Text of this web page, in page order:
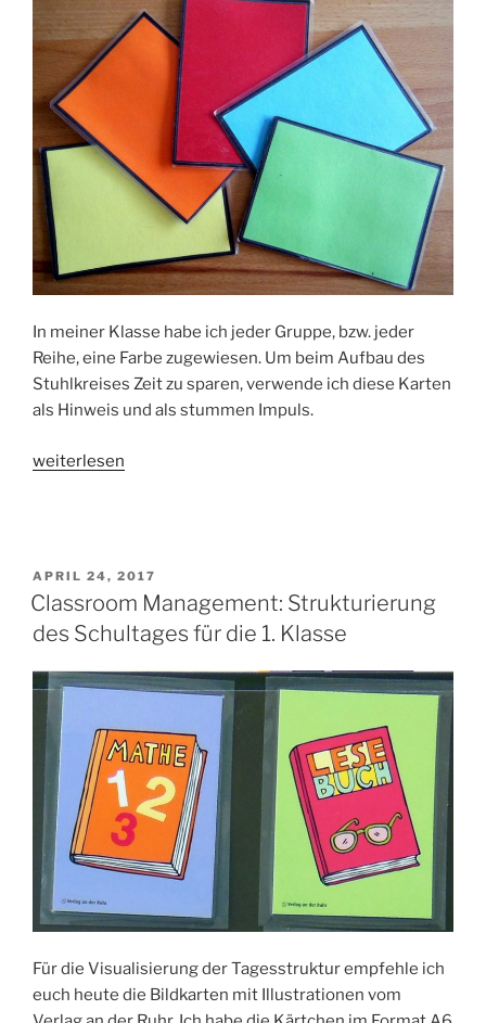
In meiner Klasse habe ich jeder Gruppe, bzw. jeder
Reihe, eine Farbe zugewiesen. Um beim Aufbau des
Stuhlkreises Zeit zu sparen, verwende ich diese Karten
als Hinweis und als stummen Impuls.
„Regeln
Gruppen“
weiterlesen
VERÖFFENTLICHT
AM
APRIL 24, 2017
Classroom Management: Strukturierung
des Schultages für die 1. Klasse
Für die Visualisierung der Tagesstruktur empfehle ich
euch heute die Bildkarten mit Illustrationen vom